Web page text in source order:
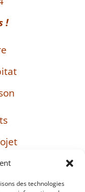
des technologies
!